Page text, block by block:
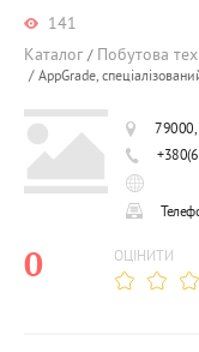
141
Каталог
Побутова
AppGrade,
79000,
0 ОЦІНИТИ